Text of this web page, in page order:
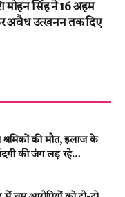
सिंह ने 16 अहम
अवैध उत्खनन तक दिए
की मौत, इलाज के
की जंग लड़ रहे…